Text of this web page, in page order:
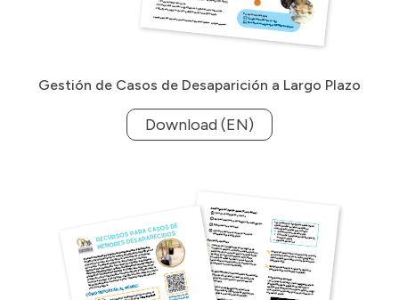
Gestión de Casos de Desaparición a Largo Plazo
Download (EN)